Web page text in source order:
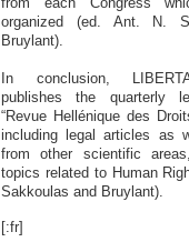
organized (ed. Ant. N.
Bruylant).
In conclusion,
publishes the quarterly
“Revue Hellénique des
including legal articles as
from other scientific
topics related to Human
Sakkoulas and Bruylant).
[:fr]